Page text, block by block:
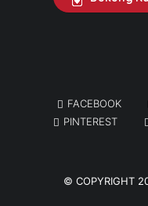
FACEBOOK
PINTEREST
© COPYRIGHT